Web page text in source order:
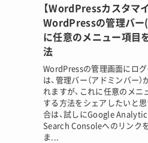
【WordPressカスタマイ
WordPressの管理バ
に任意のメニュー項目
法
WordPressの管理画面にロ
は、管理バー（アドミンバー
れますが、これに任意のメニ
する方法をシェアしたいと
合は、試しにGoogle
Search Consoleへのリンク
ま...